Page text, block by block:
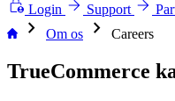
Login Support
chevron_right Om os chevron_right Careers
TrueCommerce